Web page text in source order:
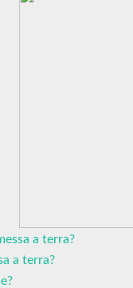
a terra?
a terra?